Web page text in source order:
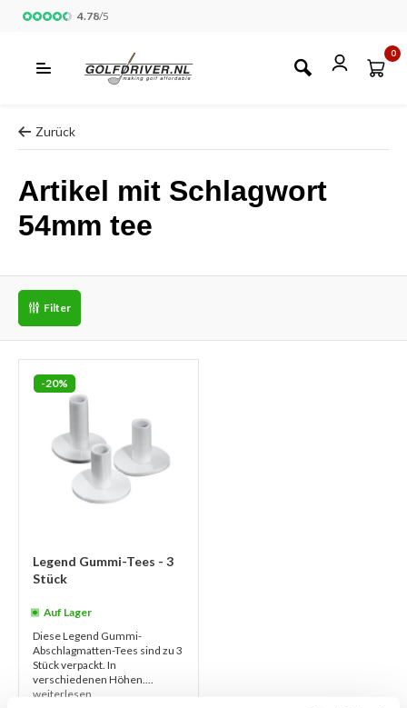
4.78/5
0
Zurück
Artikel mit Schlagwort
54mm tee
Filter
-20%
Legend Gummi-Tees - 3
Stück
Auf Lager
Diese Legend Gummi-
Abschlagmatten-Tees sind zu 3
Stück verpackt. In
verschiedenen Höhen....
weiterlesen